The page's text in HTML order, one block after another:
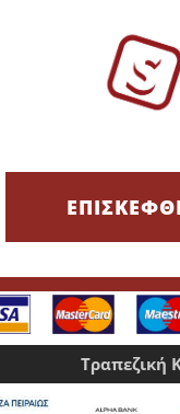
και
απαιτούν
Τραπεζική